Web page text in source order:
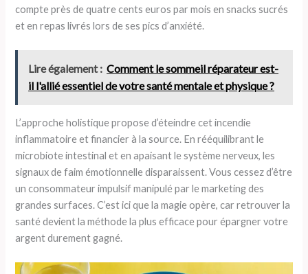
compte près de quatre cents euros par mois en snacks sucrés
et en repas livrés lors de ses pics d’anxiété.
Lire également : Comment le sommeil réparateur est-
il l'allié essentiel de votre santé mentale et physique ?
L’approche holistique propose d’éteindre cet incendie
inflammatoire et financier à la source. En rééquilibrant le
microbiote intestinal et en apaisant le système nerveux, les
signaux de faim émotionnelle disparaissent. Vous cessez d’être
un consommateur impulsif manipulé par le marketing des
grandes surfaces. C’est ici que la magie opère, car retrouver la
santé devient la méthode la plus efficace pour épargner votre
argent durement gagné.